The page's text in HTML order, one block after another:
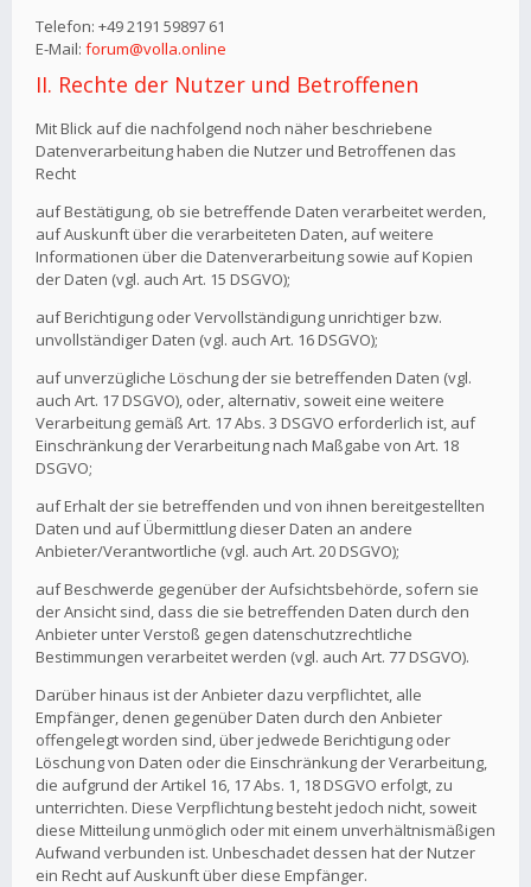
Telefon: +49 2191 59897 61
E-Mail: forum@volla.online
II. Rechte der Nutzer und Betroffenen
Mit Blick auf die nachfolgend noch näher beschriebene
Datenverarbeitung haben die Nutzer und Betroffenen das
Recht
auf Bestätigung, ob sie betreffende Daten verarbeitet werden,
auf Auskunft über die verarbeiteten Daten, auf weitere
Informationen über die Datenverarbeitung sowie auf Kopien
der Daten (vgl. auch Art. 15 DSGVO);
auf Berichtigung oder Vervollständigung unrichtiger bzw.
unvollständiger Daten (vgl. auch Art. 16 DSGVO);
auf unverzügliche Löschung der sie betreffenden Daten (vgl.
auch Art. 17 DSGVO), oder, alternativ, soweit eine weitere
Verarbeitung gemäß Art. 17 Abs. 3 DSGVO erforderlich ist, auf
Einschränkung der Verarbeitung nach Maßgabe von Art. 18
DSGVO;
auf Erhalt der sie betreffenden und von ihnen bereitgestellten
Daten und auf Übermittlung dieser Daten an andere
Anbieter/Verantwortliche (vgl. auch Art. 20 DSGVO);
auf Beschwerde gegenüber der Aufsichtsbehörde, sofern sie
der Ansicht sind, dass die sie betreffenden Daten durch den
Anbieter unter Verstoß gegen datenschutzrechtliche
Bestimmungen verarbeitet werden (vgl. auch Art. 77 DSGVO).
Darüber hinaus ist der Anbieter dazu verpflichtet, alle
Empfänger, denen gegenüber Daten durch den Anbieter
offengelegt worden sind, über jedwede Berichtigung oder
Löschung von Daten oder die Einschränkung der Verarbeitung,
die aufgrund der Artikel 16, 17 Abs. 1, 18 DSGVO erfolgt, zu
unterrichten. Diese Verpflichtung besteht jedoch nicht, soweit
diese Mitteilung unmöglich oder mit einem unverhältnismäßigen
Aufwand verbunden ist. Unbeschadet dessen hat der Nutzer
ein Recht auf Auskunft über diese Empfänger.